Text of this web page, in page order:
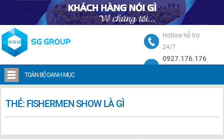
Hotline hỗ trợ
24/7
0927.176.176
TOÀN BỘ DANH MỤC
Trang chủ
THẺ: FISHERMEN SHOW LÀ GÌ